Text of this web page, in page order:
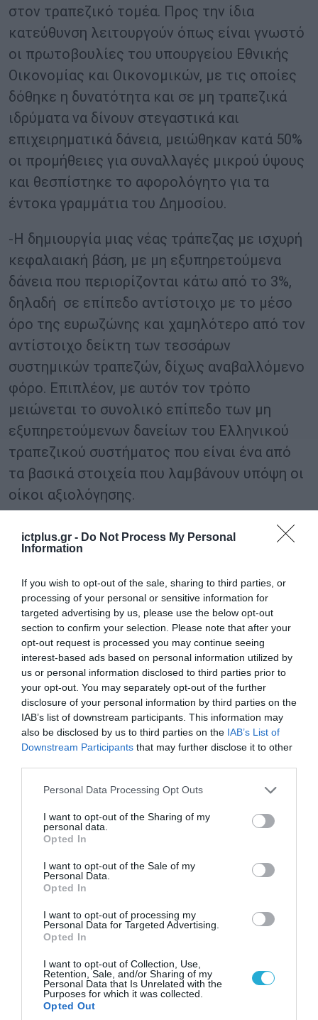
ictplus.gr - Do Not Process My Personal
Information
If you wish to opt-out of the sale, sharing to third parties, or
processing of your personal or sensitive information for
targeted advertising by us, please use the below opt-out
section to confirm your selection. Please note that after your
opt-out request is processed you may continue seeing
interest-based ads based on personal information utilized by
us or personal information disclosed to third parties prior to
your opt-out. You may separately opt-out of the further
disclosure of your personal information by third parties on the
IAB’s list of downstream participants. This information may
also be disclosed by us to third parties on the IAB’s List of
Downstream Participants that may further disclose it to other
Please note that this website/app uses one or more Google
not limited to your visit or usage behaviour. You may click to
grant or deny consent to Google and its third-party tags to
use your data for below specified purposes in below Google
consent section.
Personal Data Processing Opt Outs
I want to opt-out of the Sharing of my
personal data.
Opted In
I want to opt-out of the Sale of my
Personal Data.
Opted In
I want to opt-out of processing my
Personal Data for Targeted Advertising.
Opted In
I want to opt-out of Collection, Use,
Retention, Sale, and/or Sharing of my
Personal Data that Is Unrelated with the
Purposes for which it was collected.
Opted Out
στον τραπεζικό τομέα. Προς την ίδια
κατεύθυνση λειτουργούν όπως είναι γνωστό
οι πρωτοβουλίες του υπουργείου Εθνικής
Οικονομίας και Οικονομικών, με τις οποίες
δόθηκε η δυνατότητα και σε μη τραπεζικά
ιδρύματα να δίνουν στεγαστικά και
επιχειρηματικά δάνεια, μειώθηκαν κατά 50%
οι προμήθειες για συναλλαγές μικρού ύψους
και θεσπίστηκε το αφορολόγητο για τα
έντοκα γραμμάτια του Δημοσίου.
-Η δημιουργία μιας νέας τράπεζας με ισχυρή
κεφαλαιακή βάση, με μη εξυπηρετούμενα
δάνεια που περιορίζονται κάτω από το 3%,
δηλαδή σε επίπεδο αντίστοιχο με το μέσο
όρο της ευρωζώνης και χαμηλότερο από τον
αντίστοιχο δείκτη των τεσσάρων
συστημικών τραπεζών, δίχως αναβαλλόμενο
φόρο. Επιπλέον, με αυτόν τον τρόπο
μειώνεται το συνολικό επίπεδο των μη
εξυπηρετούμενων δανείων του Ελληνικού
τραπεζικού συστήματος που είναι ένα από
τα βασικά στοιχεία που λαμβάνουν υπόψη οι
οίκοι αξιολόγησης.
-Η διασφάλιση του δημοσίου συμφέροντος
καθώς το ΤΧΣ αφενός προστατεύει την αξία
Τράπεζα Αττικής, που αποκτά πλέον θετικές
αποδόσεις (θετικό IRR), τη στιγμή που θα
είχε μηδενική αξία σε περίπτωση μη
επίτευξης της συμφωνίας, ενώ αφετέρου θα
διατηρήσει ισχυρή μειοψηφική συμμετοχή
στο νέο σχήμα που έχει σημαντικές
δυνατότητες ανάπτυξης.
Ανάλογες επισημάνσεις διατυπώνει στην
σημειώνοντας ότι η ενίσχυση του
ανταγωνισμού αναμένεται να έχει θετική
επίδραση στο κόστος και την ποιότητα των
τραπεζικών υπηρεσιών, καθώς και ότι η
εξυγίανση των ισολογισμών των δυο
τραπεζών θα συμβάλει στη μείωση των μη
εξυπηρετούμενων δανείων.
Γ. Η διερεύνηση πιθανού διεθνούς
επενδυτικού ενδιαφέροντος και η λύση που
επελέγη